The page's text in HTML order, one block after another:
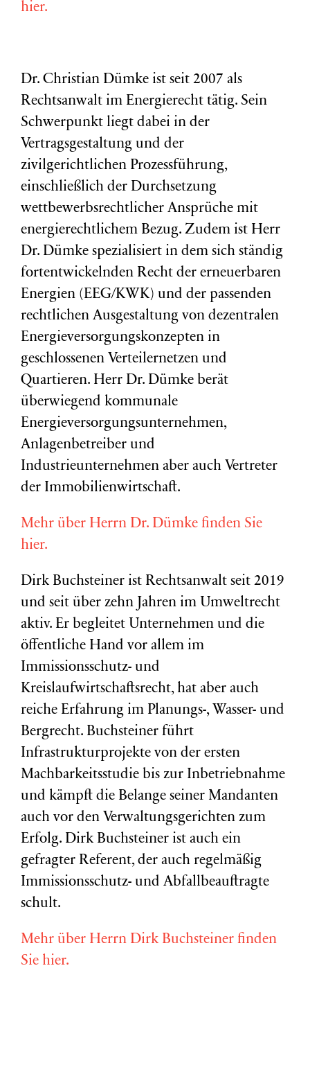
hier.
Dr. Christian Dümke ist seit 2007 als
Rechtsanwalt im Energierecht tätig. Sein
Schwerpunkt liegt dabei in der
Vertragsgestaltung und der
zivilgerichtlichen Prozessführung,
einschließlich der Durchsetzung
wettbewerbsrechtlicher Ansprüche mit
energierechtlichem Bezug. Zudem ist Herr
Dr. Dümke spezialisiert in dem sich ständig
fortentwickelnden Recht der erneuerbaren
Energien (EEG/KWK) und der passenden
rechtlichen Ausgestaltung von dezentralen
Energieversorgungskonzepten in
geschlossenen Verteilernetzen und
Quartieren. Herr Dr. Dümke berät
überwiegend kommunale
Energieversorgungsunternehmen,
Anlagenbetreiber und
Industrieunternehmen aber auch Vertreter
der Immobilienwirtschaft.
Mehr über Herrn Dr. Dümke finden Sie
hier.
Dirk Buchsteiner ist Rechtsanwalt seit 2019
und seit über zehn Jahren im Umweltrecht
aktiv. Er begleitet Unternehmen und die
öffentliche Hand vor allem im
Immissionsschutz- und
Kreislaufwirtschaftsrecht, hat aber auch
reiche Erfahrung im Planungs-, Wasser- und
Bergrecht. Buchsteiner führt
Infrastrukturprojekte von der ersten
Machbarkeitsstudie bis zur Inbetriebnahme
und kämpft die Belange seiner Mandanten
auch vor den Verwaltungsgerichten zum
Erfolg. Dirk Buchsteiner ist auch ein
gefragter Referent, der auch regelmäßig
Immissionsschutz- und Abfallbeauftragte
schult.
Mehr über Herrn Dirk Buchsteiner finden
Sie hier.